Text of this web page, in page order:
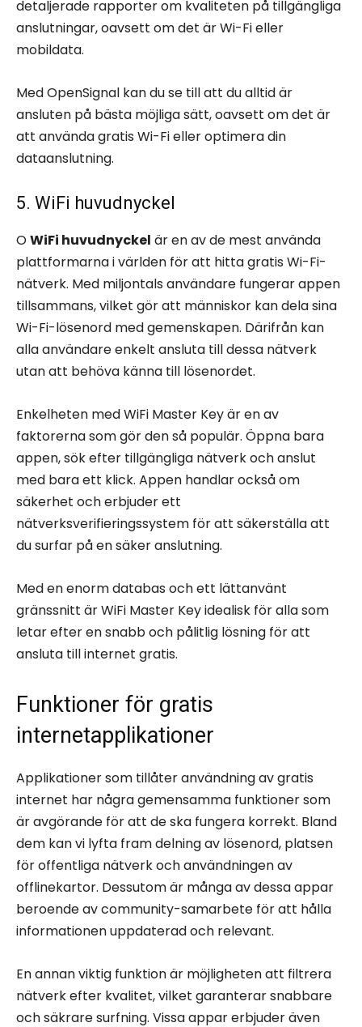
detaljerade rapporter om kvaliteten på tillgängliga
anslutningar, oavsett om det är Wi-Fi eller
mobildata.
Med OpenSignal kan du se till att du alltid är
ansluten på bästa möjliga sätt, oavsett om det är
att använda gratis Wi-Fi eller optimera din
dataanslutning.
5. WiFi huvudnyckel
OWiFi huvudnyckel är en av de mest använda
plattformarna i världen för att hitta gratis Wi-Fi-
nätverk. Med miljontals användare fungerar appen
tillsammans, vilket gör att människor kan dela sina
Wi-Fi-lösenord med gemenskapen. Därifrån kan
alla användare enkelt ansluta till dessa nätverk
utan att behöva känna till lösenordet.
Enkelheten med WiFi Master Key är en av
faktorerna som gör den så populär. Öppna bara
appen, sök efter tillgängliga nätverk och anslut
med bara ett klick. Appen handlar också om
säkerhet och erbjuder ett
nätverksverifieringssystem för att säkerställa att
du surfar på en säker anslutning.
Med en enorm databas och ett lättanvänt
gränssnitt är WiFi Master Key idealisk för alla som
letar efter en snabb och pålitlig lösning för att
ansluta till internet gratis.
Funktioner för gratis
internetapplikationer
Applikationer som tillåter användning av gratis
internet har några gemensamma funktioner som
är avgörande för att de ska fungera korrekt. Bland
dem kan vi lyfta fram delning av lösenord, platsen
för offentliga nätverk och användningen av
offlinekartor. Dessutom är många av dessa appar
beroende av community-samarbete för att hålla
informationen uppdaterad och relevant.
En annan viktig funktion är möjligheten att filtrera
nätverk efter kvalitet, vilket garanterar snabbare
och säkrare surfning. Vissa appar erbjuder även